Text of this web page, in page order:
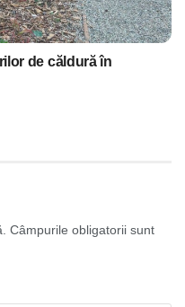
de căldură în
Câmpurile obligatorii sunt